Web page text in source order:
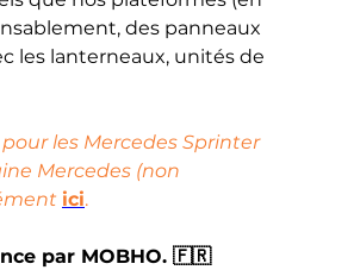
des panneaux
les lanterneaux, unités de
les Mercedes Sprinter
Mercedes (non
ici.
par MOBHO. 🇫🇷